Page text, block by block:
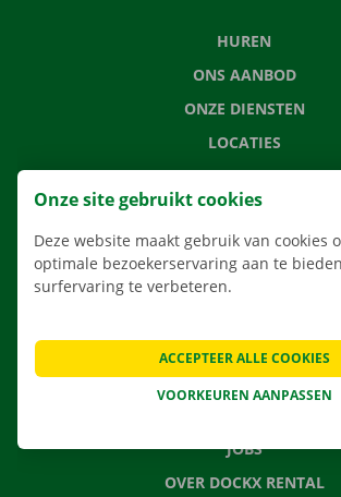
HUREN
ONS AANBOD
ONZE DIENSTEN
LOCATIES
APP
VERHUISOPLOSSINGEN
VEELGESTELDE VRAGEN
NIEUWS
JOBS
OVER DOCKX RENTAL
Onze site gebruikt cookies
Deze website maakt gebruik van cookies
optimale bezoekerservaring aan te
surfervaring te verbeteren.
VOORKEUREN AANPASSEN
ACCEPTEER ALLE COOKIES